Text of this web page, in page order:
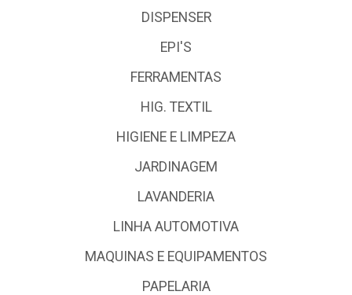
DISPENSER
EPI'S
FERRAMENTAS
HIG. TEXTIL
HIGIENE E LIMPEZA
JARDINAGEM
LAVANDERIA
LINHA AUTOMOTIVA
MAQUINAS E EQUIPAMENTOS
PAPELARIA